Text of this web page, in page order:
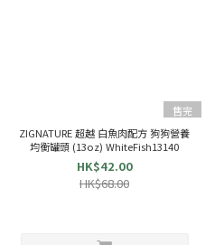
售完
ZIGNATURE 超越 白魚肉配方 狗狗營養
均衡罐頭 (13oz) WhiteFish13140
HK$42.00
HK$68.00